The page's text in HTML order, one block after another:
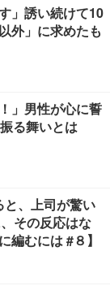
」誘い続けて10
外」に求めたも
」男性が心に誓
る舞いとは
、上司が驚い
その反応はな
むには #８】